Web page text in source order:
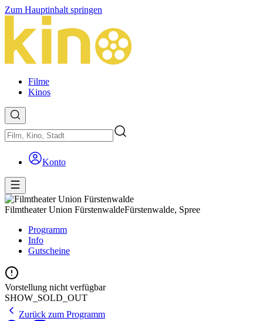
Zum Hauptinhalt springen
Filme
Kinos
Konto
Filmtheater Union FürstenwaldeFürstenwalde, Spree
Programm
Info
Gutscheine
Vorstellung nicht verfügbar
SHOW_SOLD_OUT
Zurück zum Programm